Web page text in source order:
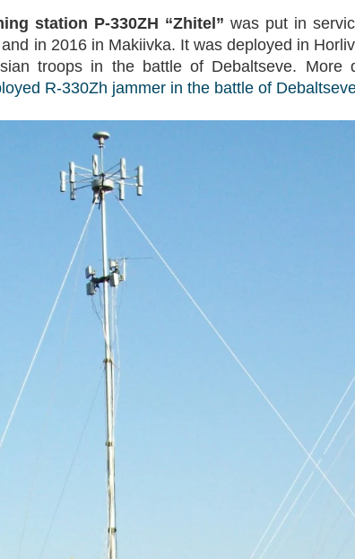
station P-330ZH “Zhitel” was put in
in 2016 in Makiivka. It was deployed in
troops in the battle of Debaltseve. More
R-330Zh jammer in the battle of